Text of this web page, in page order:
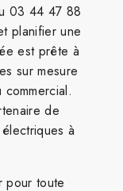
03 44 47 88
planifier une
est prête à
sur mesure
de
à
pour toute